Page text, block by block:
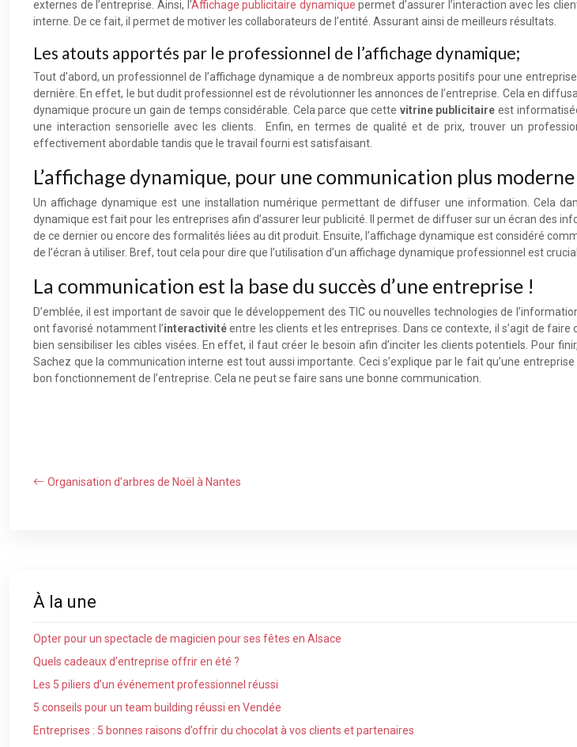
externes de l’entreprise. Ainsi, l’Affichage publicitaire dynamique permet d’assurer l’interaction avec les
interne. De ce fait, il permet de motiver les collaborateurs de l’entité. Assurant ainsi de meilleurs résultats.
Les atouts apportés par le professionnel de l’affichage dynamique;
Tout d’abord, un professionnel de l’affichage dynamique a de nombreux apports positifs pour une
dernière. En effet, le but dudit professionnel est de révolutionner les annonces de l’entreprise. Cela en
dynamique procure un gain de temps considérable. Cela parce que cette vitrine publicitaire est
une interaction sensorielle avec les clients. Enfin, en termes de qualité et de prix, trouver un
effectivement abordable tandis que le travail fourni est satisfaisant.
L’affichage dynamique, pour une communication plus moderne
Un affichage dynamique est une installation numérique permettant de diffuser une information. Cela
dynamique est fait pour les entreprises afin d’assurer leur publicité. Il permet de diffuser sur un écran des
de ce dernier ou encore des formalités liées au dit produit. Ensuite, l’affichage dynamique est considéré
de l’écran à utiliser. Bref, tout cela pour dire que l’utilisation d’un affichage dynamique professionnel est
La communication est la base du succès d’une entreprise !
D’emblée, il est important de savoir que le développement des TIC ou nouvelles technologies de
ont favorisé notamment l’interactivitéentre les clients et les entreprises. Dans ce contexte, il s’agit de
bien sensibiliser les cibles visées. En effet, il faut créer le besoin afin d’inciter les clients potentiels. Pour
Sachez que la communication interne est tout aussi importante. Ceci s’explique par le fait qu’une
bon fonctionnement de l’entreprise. Cela ne peut se faire sans une bonne communication.
Organisation d’arbres de Noël à Nantes
À la une
Opter pour un spectacle de magicien pour ses fêtes en Alsace
Quels cadeaux d’entreprise offrir en été ?
Les 5 piliers d’un événement professionnel réussi
5 conseils pour un team building réussi en Vendée
Entreprises : 5 bonnes raisons d’offrir du chocolat à vos clients et partenaires